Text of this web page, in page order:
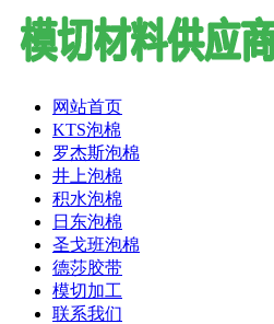
网站首页
KTS泡棉
罗杰斯泡棉
井上泡棉
积水泡棉
日东泡棉
圣戈班泡棉
德莎胶带
模切加工
联系我们